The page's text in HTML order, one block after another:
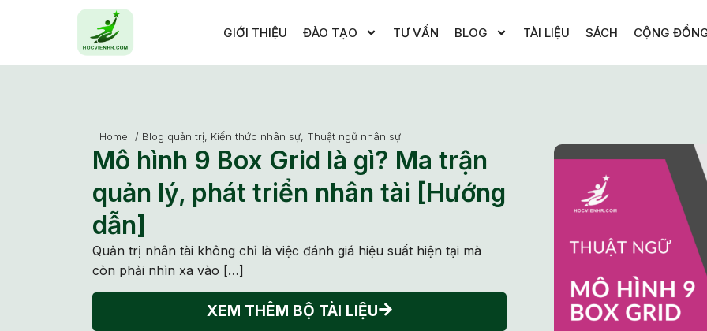
GIỚI THIỆU ĐÀO TẠO TƯ VẤN BLOG TÀI LIỆU SÁCH CỘNG
Home / Blog quản trị, Kiến thức nhân sự, Thuật ngữ nhân sự
Mô hình 9 Box Grid là gì? Ma trận
quản lý, phát triển nhân tài [Hướng
dẫn]
Quản trị nhân tài không chỉ là việc đánh giá hiệu suất hiện tại mà
còn phải nhìn xa vào […]
XEM THÊM BỘ TÀI LIỆU